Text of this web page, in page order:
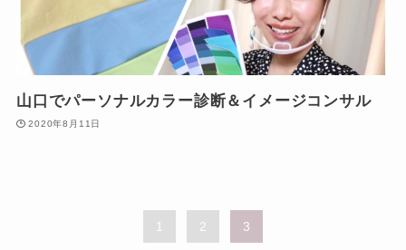
山口でパーソナルカラー診断＆イメージコンサル
2020年8月11日
1 2 3